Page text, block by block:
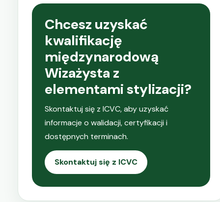
Chcesz uzyskać
kwalifikację
międzynarodową
Wizażysta z
elementami stylizacji?
Skontaktuj się z ICVC, aby uzyskać
informacje o walidacji, certyfikacji i
dostępnych terminach.
Skontaktuj się z ICVC